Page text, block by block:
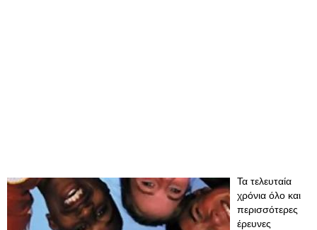
Τα τελευταία
χρόνια όλο και
περισσότερες
έρευνες